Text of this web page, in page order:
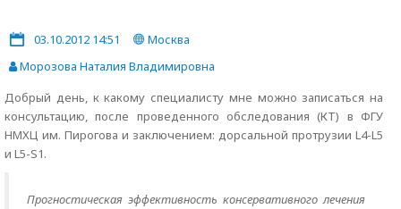
03.10.2012 14:51
Москва
Морозова Наталия Владимировна
Добрый день, к какому специалисту мне можно записаться на
консультацию, после проведенного обследования (КТ) в ФГУ
НМХЦ им. Пирогова и заключением: дорсальной протрузии L4-L5
и L5-S1.
Прогностическая эффективность консервативного лечения